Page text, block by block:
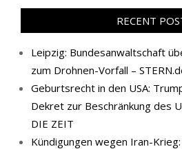
RECENT
Leipzig: Bundesanwaltschaft
zum Drohnen-Vorfall –
Geburtsrecht in den USA:
Dekret zur Beschränkung des
DIE ZEIT
Kündigungen wegen Iran-